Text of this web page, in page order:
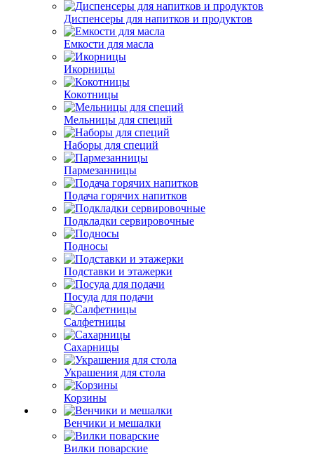
Диспенсеры для напитков и продуктов
Емкости для масла
Икорницы
Кокотницы
Мельницы для специй
Наборы для специй
Пармезанницы
Подача горячих напитков
Подкладки сервировочные
Подносы
Подставки и этажерки
Посуда для подачи
Салфетницы
Сахарницы
Украшения для стола
Корзины
Венчики и мешалки
Вилки поварские